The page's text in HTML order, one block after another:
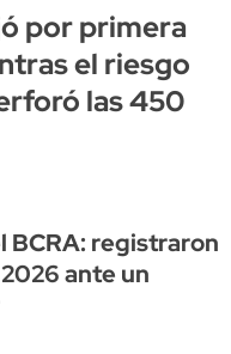
por primera
el riesgo
las 450
BCRA: registraron
ante un